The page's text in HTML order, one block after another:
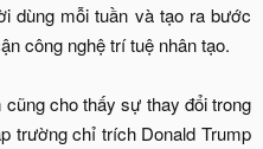
dùng mỗi tuần và tạo ra bước
công nghệ trí tuệ nhân tạo.
cho thấy sự thay đổi trong
trường chỉ trích Donald Trump